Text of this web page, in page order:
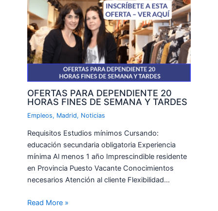
OFERTAS PARA DEPENDIENTE 20
HORAS FINES DE SEMANA Y TARDES
Empleos, Madrid, Noticias
Requisitos Estudios mínimos Cursando:
educación secundaria obligatoria Experiencia
mínima Al menos 1 año Imprescindible residente
en Provincia Puesto Vacante Conocimientos
necesarios Atención al cliente Flexibilidad…
Read More »